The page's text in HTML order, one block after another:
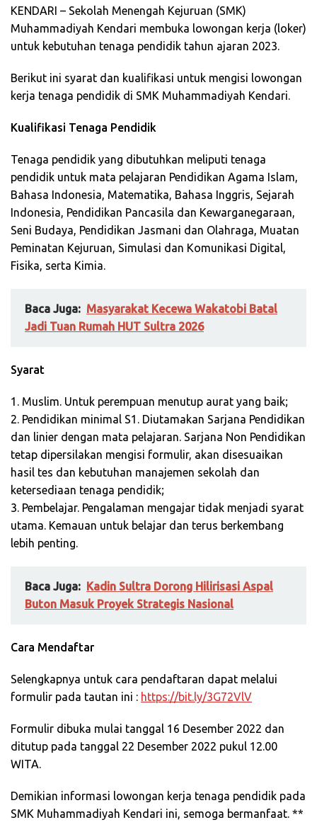
KENDARI – Sekolah Menengah Kejuruan (SMK)
Muhammadiyah Kendari membuka lowongan kerja (loker)
untuk kebutuhan tenaga pendidik tahun ajaran 2023.
Berikut ini syarat dan kualifikasi untuk mengisi lowongan
kerja tenaga pendidik di SMK Muhammadiyah Kendari.
Kualifikasi Tenaga Pendidik
Tenaga pendidik yang dibutuhkan meliputi tenaga
pendidik untuk mata pelajaran Pendidikan Agama Islam,
Bahasa Indonesia, Matematika, Bahasa Inggris, Sejarah
Indonesia, Pendidikan Pancasila dan Kewarganegaraan,
Seni Budaya, Pendidikan Jasmani dan Olahraga, Muatan
Peminatan Kejuruan, Simulasi dan Komunikasi Digital,
Fisika, serta Kimia.
Baca Juga: Masyarakat Kecewa Wakatobi Batal
Jadi Tuan Rumah HUT Sultra 2026
Syarat
1. Muslim. Untuk perempuan menutup aurat yang baik;
2. Pendidikan minimal S1. Diutamakan Sarjana Pendidikan
dan linier dengan mata pelajaran. Sarjana Non Pendidikan
tetap dipersilakan mengisi formulir, akan disesuaikan
hasil tes dan kebutuhan manajemen sekolah dan
ketersediaan tenaga pendidik;
3. Pembelajar. Pengalaman mengajar tidak menjadi syarat
utama. Kemauan untuk belajar dan terus berkembang
lebih penting.
Baca Juga: Kadin Sultra Dorong Hilirisasi Aspal
Buton Masuk Proyek Strategis Nasional
Cara Mendaftar
Selengkapnya untuk cara pendaftaran dapat melalui
formulir pada tautan ini : https://bit.ly/3G72VlV
Formulir dibuka mulai tanggal 16 Desember 2022 dan
ditutup pada tanggal 22 Desember 2022 pukul 12.00
WITA.
Demikian informasi lowongan kerja tenaga pendidik pada
SMK Muhammadiyah Kendari ini, semoga bermanfaat. **